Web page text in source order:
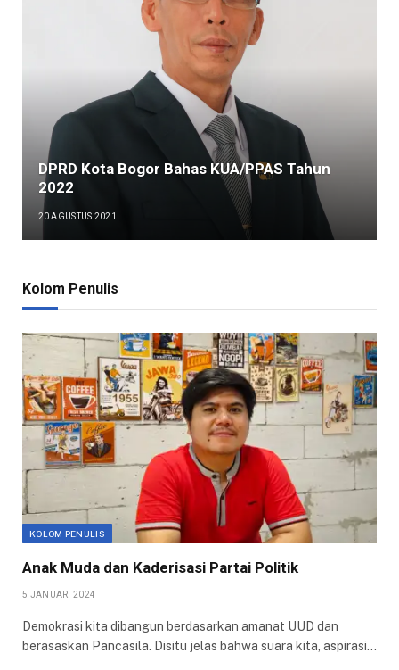
DPRD Kota Bogor Bahas KUA/PPAS Tahun
2022
20 AGUSTUS 2021
Kolom Penulis
KOLOM PENULIS
Anak Muda dan Kaderisasi Partai Politik
5 JANUARI 2024
Demokrasi kita dibangun berdasarkan amanat UUD dan
berasaskan Pancasila. Disitu jelas bahwa suara kita, aspirasi…